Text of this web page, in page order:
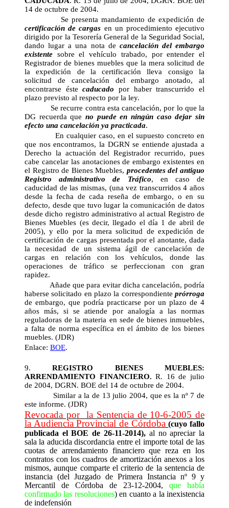
14 de octubre de 2004.
Se presenta mandamiento de expedición de
certificación de cargas en un procedimiento ejecutivo
dirigido por la Tesorería General de la Seguridad Social,
dando lugar a una nota de cancelación del embargo
existente sobre el vehículo trabado, por entender el
Registrador de bienes muebles que la mera solicitud de
la expedición de la certificación lleva consigo la
solicitud de cancelación del embargo anotado, al
encontrarse éstecaducado por haber transcurrido el
plazo previsto al respecto por la ley.
Se recurre contra esta cancelación, por lo que la
DG recuerda que no puede en ningún caso dejar sin
efecto una cancelación ya practicada.
En cualquier caso, en el supuesto concreto en
que nos encontramos, la DGRN se entiende ajustada a
Derecho la actuación del Registrador recurrido, pues
cabe cancelar las anotaciones de embargo existentes en
el Registro de Bienes Muebles, procedentes del antiguo
Registro administrativo de Tráfico, en caso de
caducidad de las mismas, (una vez transcurridos 4 años
desde la fecha de cada reseña de embargo, o en su
defecto, desde que tuvo lugar la comunicación de datos
desde dicho registro administrativo al actual Registro de
Bienes Muebles (es decir, llegado el día 1 de abril de
2005), y ello por la mera solicitud de expedición de
certificación de cargas presentada por el anotante, dada
la necesidad de un sistema ágil de cancelación de
cargas en relación con los vehículos, donde las
operaciones de tráfico se perfeccionan con gran
rapidez.
Añade que para evitar dicha cancelación, podría
haberse solicitado en plazo la correspondiente prórroga
de embargo, que podría practicarse por un plazo de 4
años más, si se atiende por analogía a las normas
reguladoras de la materia en sede de bienes inmuebles,
a falta de norma específica en el ámbito de los bienes
muebles. (JDR)
Enlace: BOE.
9.REGISTRO BIENES MUEBLES:
ARRENDAMIENTO FINANCIERO.R. 16 de julio
de 2004, DGRN. BOE del 14 de octubre de 2004.
Similar a la de 13 julio 2004, que es la nº 7 de
este informe. (JDR)
Revocada por la Sentencia de 10-6-2005 de
la Audiencia Provincial de Córdoba(cuyo fallo
publicada el BOE de 26-11-2014), al no apreciar la
sala la aducida discordancia entre el importe total de las
cuotas de arrendamiento financiero que reza en los
contratos con los cuadros de amortización anexos a los
mismos,aunque comparte el criterio de la sentencia de
instancia (del Juzgado de Primera Instancia nº 9 y
Mercantil de Córdoba de 23-12-2004, que había
confirmado las resoluciones)en cuanto a la inexistencia
de indefensión